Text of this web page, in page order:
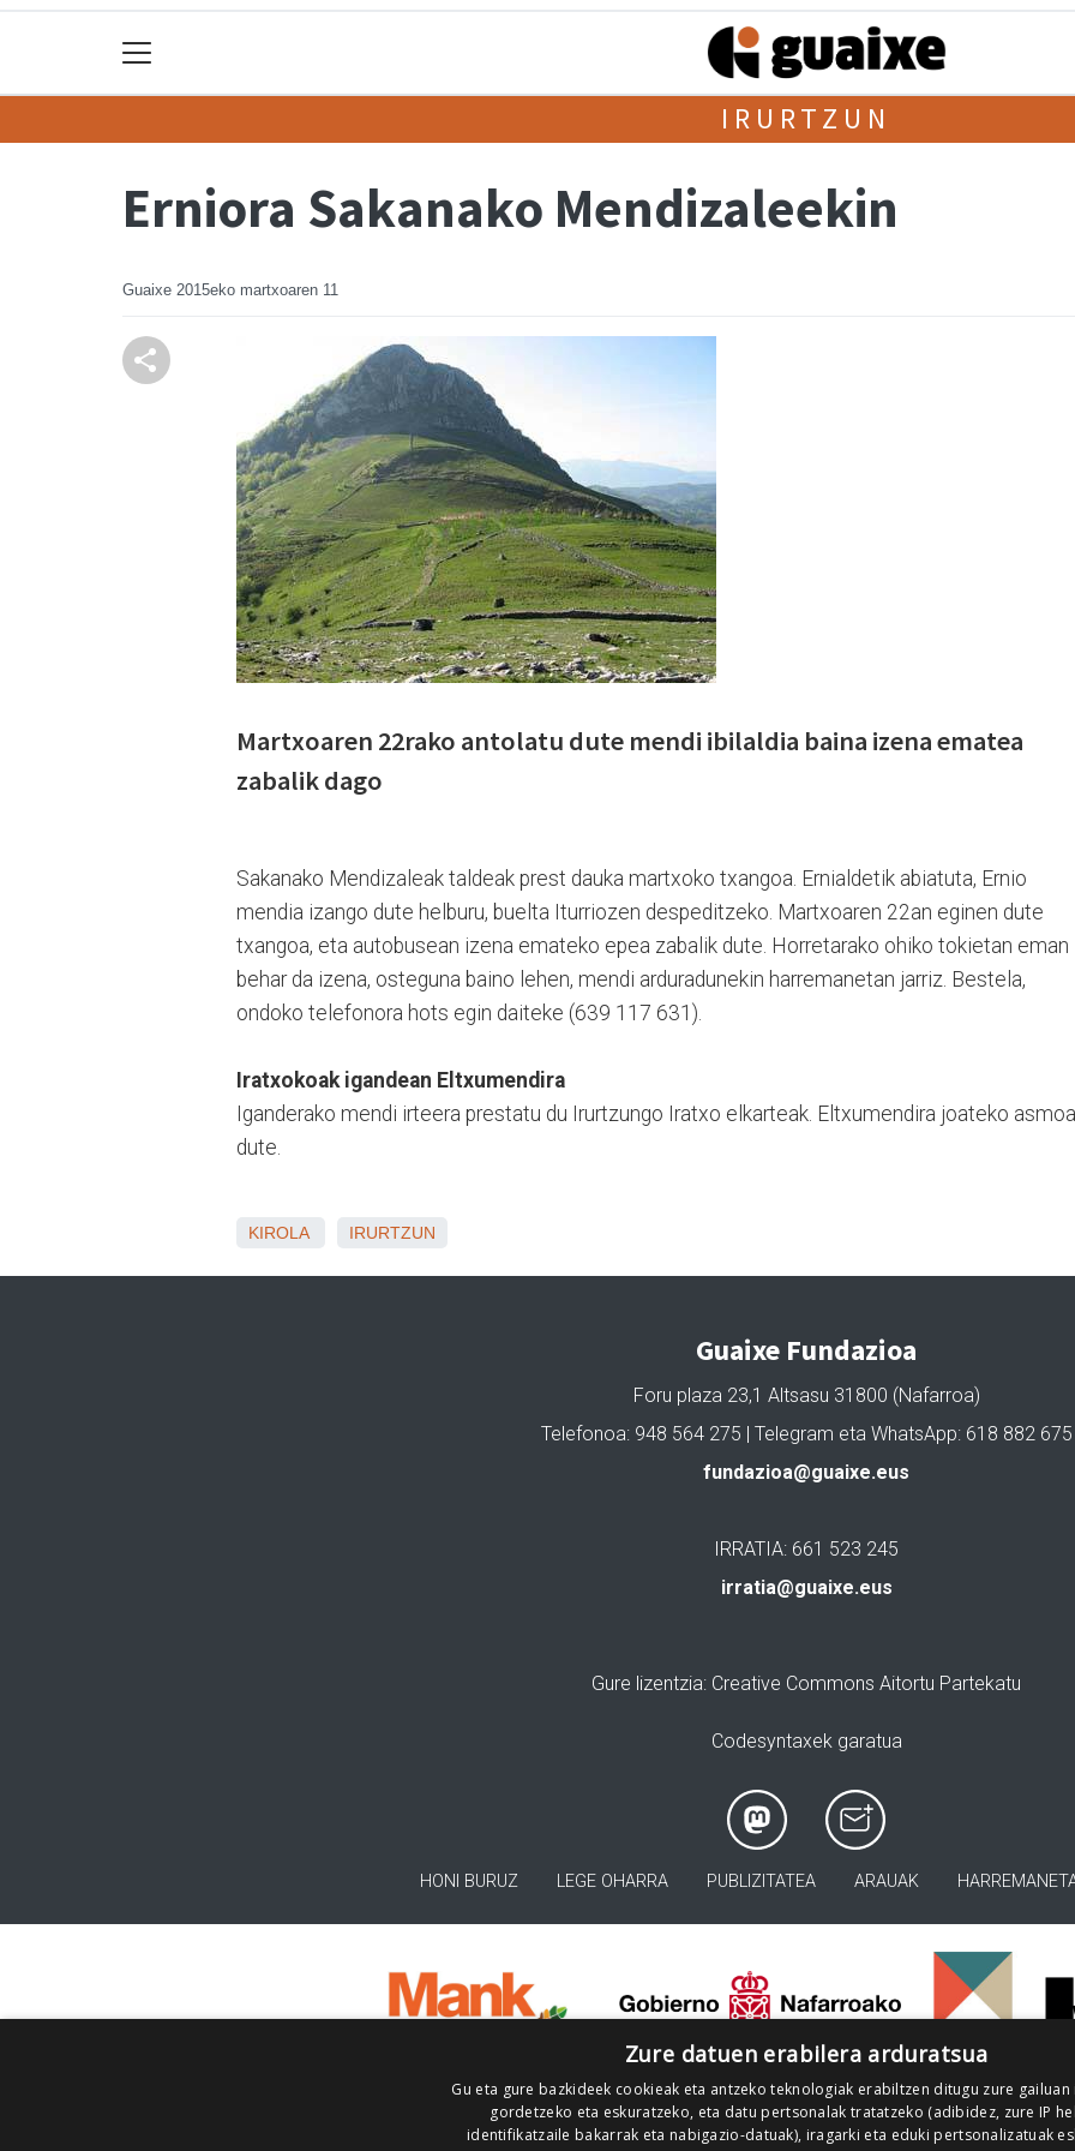
IRURTZUN
Erniora Sakanako Mendizaleekin
Guaixe 2015eko martxoaren 11
Martxoaren 22rako antolatu dute mendi ibilaldia baina izena ematea
zabalik dago
Sakanako Mendizaleak taldeak prest dauka martxoko txangoa. Ernialdetik abiatuta, Ernio
mendia izango dute helburu, buelta Iturriozen despeditzeko. Martxoaren 22an eginen dute
txangoa, eta autobusean izena emateko epea zabalik dute. Horretarako ohiko tokietan eman
behar da izena, osteguna baino lehen, mendi arduradunekin harremanetan jarriz. Bestela,
ondoko telefonora hots egin daiteke (639 117 631).
Iratxokoak igandean Eltxumendira
Iganderako mendi irteera prestatu du Irurtzungo Iratxo elkarteak. Eltxumendira joateko asmoa
dute.
KIROLA IRURTZUN
Guaixe Fundazioa
Foru plaza 23,1 Altsasu 31800 (Nafarroa)
Telefonoa: 948 564 275 | Telegram eta WhatsApp: 618 882 675
fundazioa@guaixe.eus
IRRATIA: 661 523 245
irratia@guaixe.eus
Gure lizentzia: Creative Commons Aitortu Partekatu
Codesyntaxek garatua
HONI BURUZ LEGE OHARRA PUBLIZITATEA ARAUAK
Zure datuen erabilera arduratsua
Gu eta gure bazkideek cookieak eta antzeko teknologiak erabiltzen ditugu zure
gordetzeko eta eskuratzeko, eta datu pertsonalak tratatzeko (adibidez, zure IP
identifikatzaile bakarrak eta nabigazio-datuak), iragarki eta eduki pertsonalizatuak